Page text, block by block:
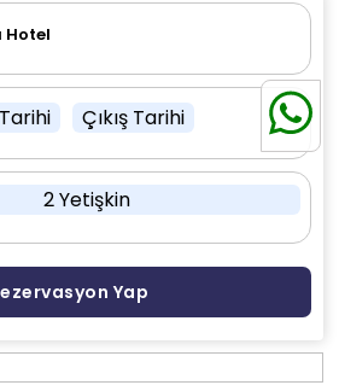
Çıkış Tarihi
2 Yetişkin
Yap